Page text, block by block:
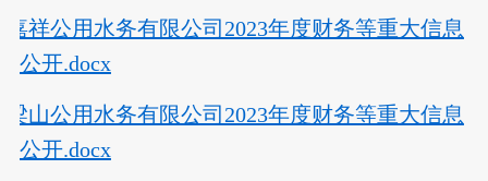
嘉祥公用水务有限公司2023年度财务等重大信息
公开.docx
梁山公用水务有限公司2023年度财务等重大信息
公开.docx